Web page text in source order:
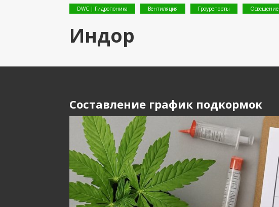
DWC | Гидропоника Вентиляция Гроурепорты Освещение
Индор
Составление график подкормок